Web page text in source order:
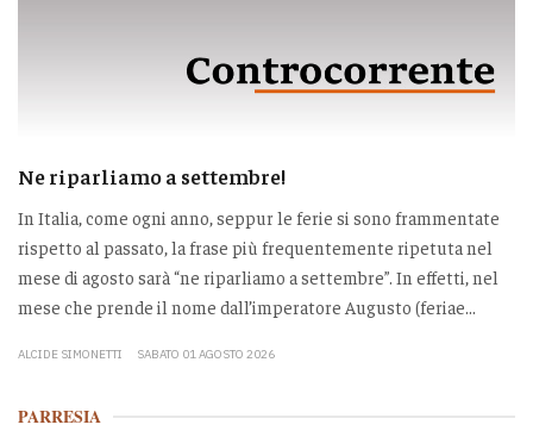
Ne riparliamo a settembre!
In Italia, come ogni anno, seppur le ferie si sono frammentate
rispetto al passato, la frase più frequentemente ripetuta nel
mese di agosto sarà “ne riparliamo a settembre”. In effetti, nel
mese che prende il nome dall’imperatore Augusto (feriae...
ALCIDE SIMONETTI SABATO 01 AGOSTO 2026
PARRESIA